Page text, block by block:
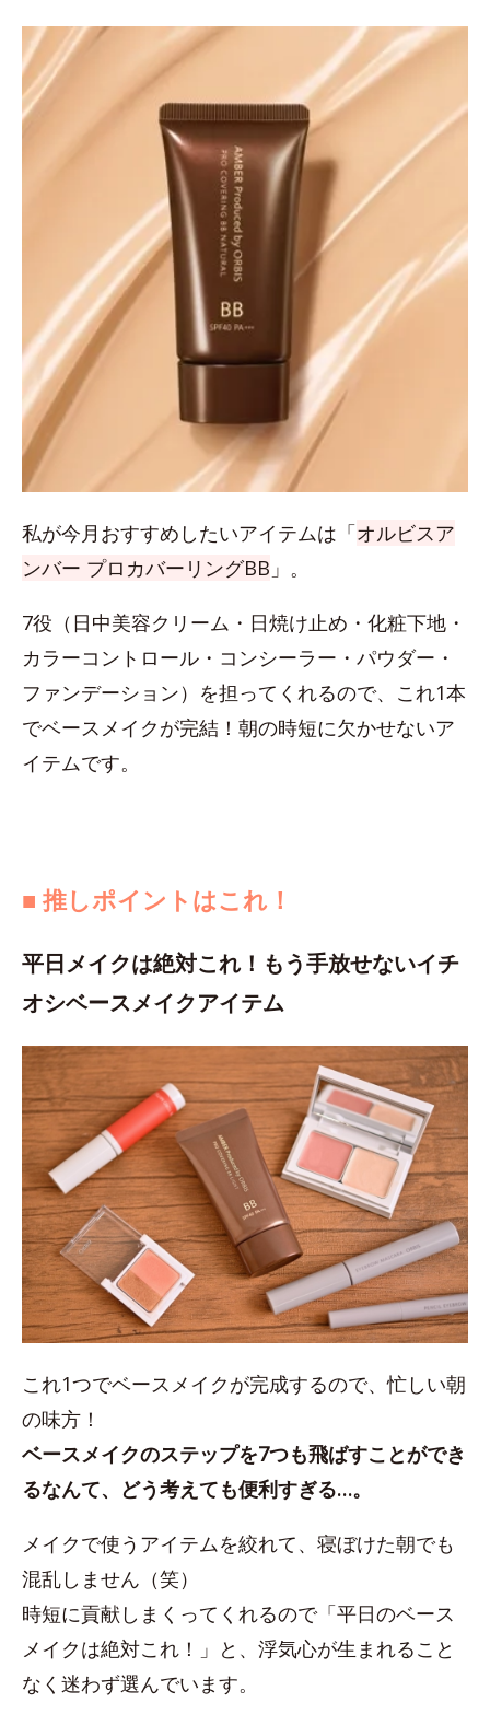
私が今月おすすめしたいアイテムは「オルビスア
ンバー プロカバーリングBB 」。
7役（日中美容クリーム・日焼け止め・化粧下地・
カラーコントロール・コンシーラー・パウダー・
ファンデーション）を担ってくれるので、これ1本
でベースメイクが完結！朝の時短に欠かせないア
イテムです。
■ 推しポイントはこれ！
平日メイクは絶対これ！もう手放せないイチ
オシベースメイクアイテム
これ1つでベースメイクが完成するので、忙しい朝
の味方！
ベースメイクのステップを7つも飛ばすことができ
るなんて、どう考えても便利すぎる…。
メイクで使うアイテムを絞れて、寝ぼけた朝でも
混乱しません（笑）
時短に貢献しまくってくれるので「平日のベース
メイクは絶対これ！」と、浮気心が生まれること
なく迷わず選んでいます。